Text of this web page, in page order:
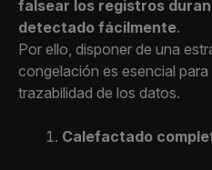
falsear los registros
detectado fácilmente.
Por ello, disponer de una
congelación es esencial
trazabilidad de los datos.
Calefactado